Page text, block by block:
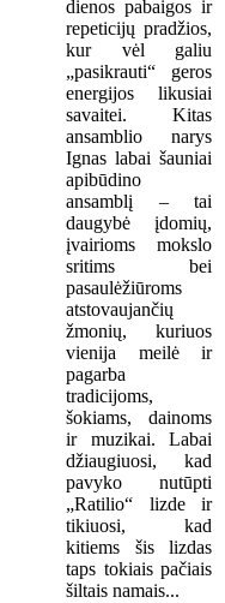
dienos pabaigos ir
repeticijų pradžios,
kur vėl galiu
„pasikrauti“ geros
energijos likusiai
savaitei. Kitas
ansamblio narys
Ignas labai šauniai
apibūdino
ansamblį – tai
daugybė įdomių,
įvairioms mokslo
sritims bei
pasaulėžiūroms
atstovaujančių
žmonių, kuriuos
vienija meilė ir
pagarba
tradicijoms,
šokiams, dainoms
ir muzikai. Labai
džiaugiuosi, kad
pavyko nutūpti
„Ratilio“ lizde ir
tikiuosi, kad
kitiems šis lizdas
taps tokiais pačiais
šiltais namais...